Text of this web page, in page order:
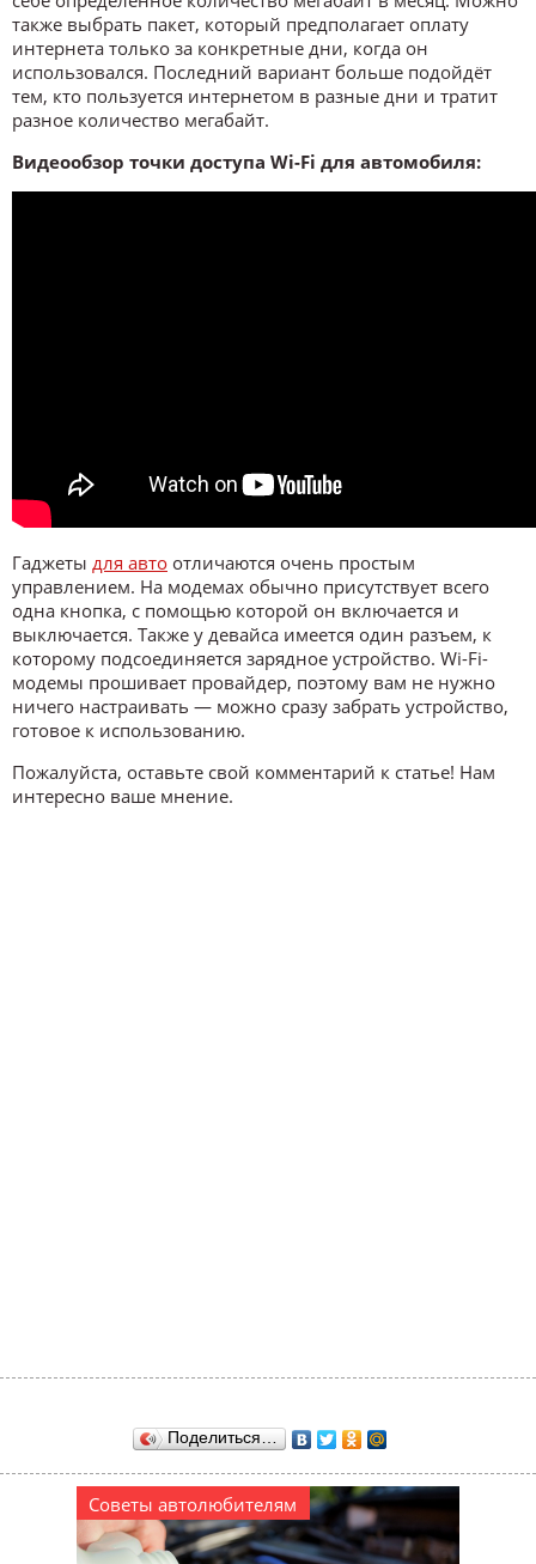
также выбрать пакет, который предполагает оплату
интернета только за конкретные дни, когда он
использовался. Последний вариант больше подойдёт
тем, кто пользуется интернетом в разные дни и тратит
разное количество мегабайт.
Видеообзор точки доступа Wi-Fi для автомобиля:
Гаджеты для авто отличаются очень простым
управлением. На модемах обычно присутствует всего
одна кнопка, с помощью которой он включается и
выключается. Также у девайса имеется один разъем, к
которому подсоединяется зарядное устройство. Wi-Fi-
модемы прошивает провайдер, поэтому вам не нужно
ничего настраивать — можно сразу забрать устройство,
готовое к использованию.
Пожалуйста, оставьте свой комментарий к статье! Нам
интересно ваше мнение.
Поделиться…
Советы автолюбителям